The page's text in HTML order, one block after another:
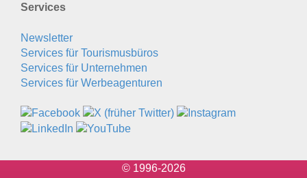
Services
Newsletter
Services für Tourismusbüros
Services für Unternehmen
Services für Werbeagenturen
© 1996-2026